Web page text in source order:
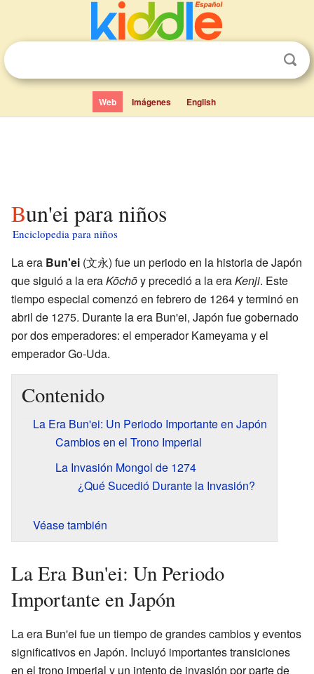
Web Imágenes English
Bun'ei para niños
Enciclopedia para niños
La era Bun'ei (文永) fue un periodo en la historia de Japón
que siguió a la eraKōchōy precedió a la eraKenji. Este
tiempo especial comenzó en febrero de 1264 y terminó en
abril de 1275. Durante la era Bun'ei, Japón fue gobernado
por dos emperadores: el emperador Kameyama y el
emperador Go-Uda.
Contenido
La Era Bun'ei: Un Periodo Importante en Japón
Cambios en el Trono Imperial
La Invasión Mongol de 1274
¿Qué Sucedió Durante la Invasión?
Véase también
La Era Bun'ei: Un Periodo
Importante en Japón
La era Bun'ei fue un tiempo de grandes cambios y eventos
significativos en Japón. Incluyó importantes transiciones
en el trono imperial y un intento de invasión por parte de